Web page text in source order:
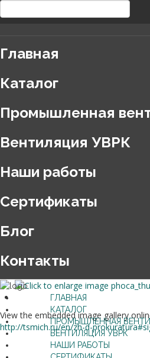
Главная
Каталог
Промышленная
Вентиляция УВРК
Наши работы
Сертификаты
Блог
Контакты
ГЛАВНАЯ
КАТАЛОГ
ПРОМЫШЛЕННАЯ
ВЕНТИЛЯЦИЯ УВРК
НАШИ РАБОТЫ
View the embedded image gallery
http://tsmich.ru/en/zh-d-